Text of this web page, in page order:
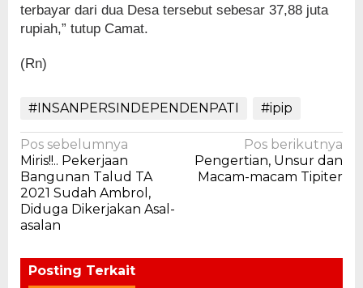
terbayar dari dua Desa tersebut sebesar 37,88 juta
rupiah,” tutup Camat.
(Rn)
#INSANPERSINDEPENDENPATI #ipip
Navigasi
pos
Pos sebelumnya
Miris!!.. Pekerjaan
Bangunan Talud TA
2021 Sudah Ambrol,
Diduga Dikerjakan Asal-
asalan
Pos berikutnya
Pengertian, Unsur dan
Macam-macam Tipiter
Posting Terkait